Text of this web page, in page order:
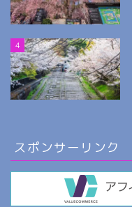
4
スポンサーリンク